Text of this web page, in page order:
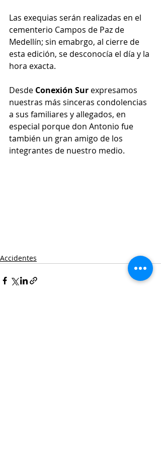
Las exequias serán realizadas en el
cementerio Campos de Paz de
Medellín; sin emabrgo, al cierre de
esta edición, se desconocía el día y la
hora exacta.
Desde Conexión Sur expresamos
nuestras más sinceras condolencias
a sus familiares y allegados, en
especial porque don Antonio fue
también un gran amigo de los
integrantes de nuestro medio.
Accidentes